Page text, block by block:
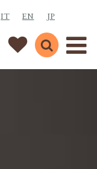
IT EN JP